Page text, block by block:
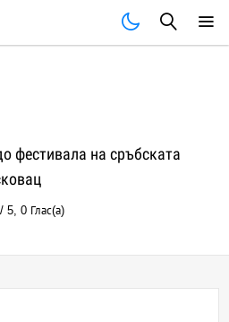
фестивала на сръбската
/5,0 Глас(а)